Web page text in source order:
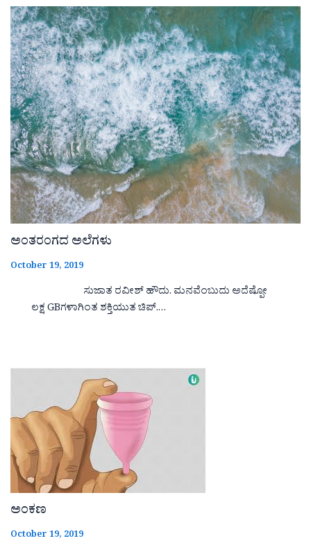
ಅಂತರಂಗದ ಅಲೆಗಳು
October 19, 2019
ಸುಜಾತ ರವೀಶ್ ಹೌದು. ಮನವೆಂಬುದು ಅದೆಷ್ಪೋ
ಲಕ್ಷ GBಗಳಾಗಿಂತ ಶಕ್ತಿಯುತ ಚಿಪ್.…
ಅಂಕಣ
October 19, 2019